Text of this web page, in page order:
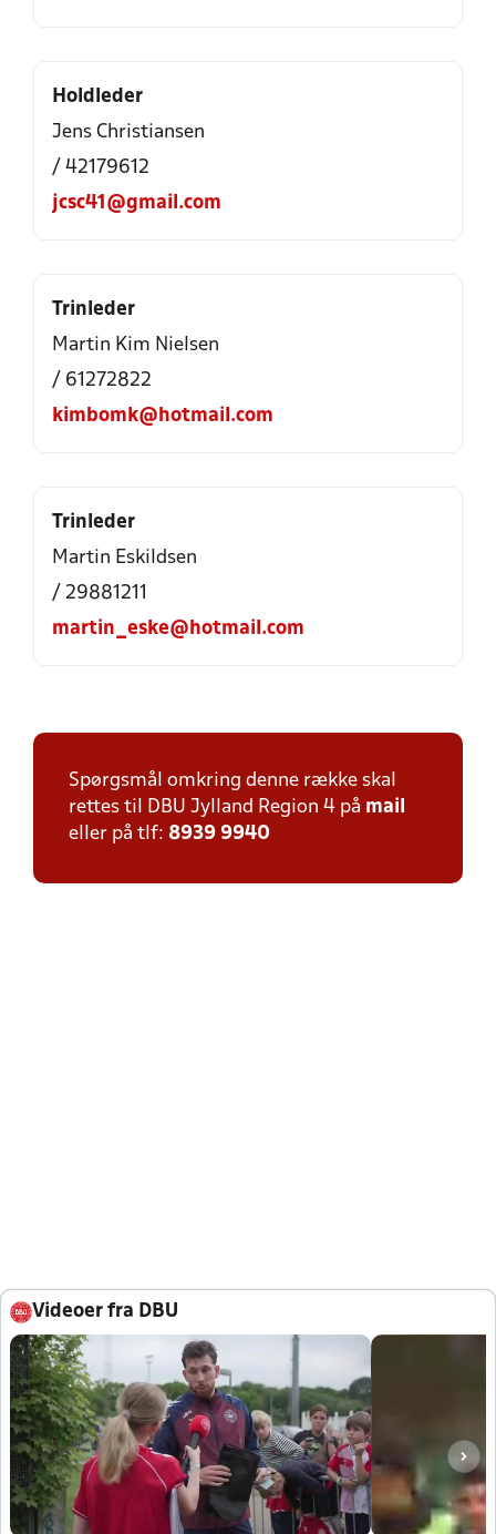
Holdleder
Jens Christiansen
/ 42179612
jcsc41@gmail.com
Trinleder
Martin Kim Nielsen
/ 61272822
kimbomk@hotmail.com
Trinleder
Martin Eskildsen
/ 29881211
martin_eske@hotmail.com
Spørgsmål omkring denne række skal
rettes til DBU Jylland Region 4 på mail
eller på tlf: 8939 9940
Videoer fra DBU